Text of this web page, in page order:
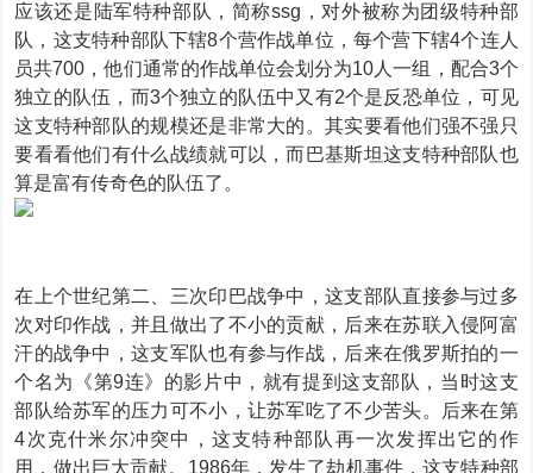
应该还是陆军特种部队，简称ssg，对外被称为团级特种部
队，这支特种部队下辖8个营作战单位，每个营下辖4个连人
员共700，他们通常的作战单位会划分为10人一组，配合3个
独立的队伍，而3个独立的队伍中又有2个是反恐单位，可见
这支特种部队的规模还是非常大的。其实要看他们强不强只
要看看他们有什么战绩就可以，而巴基斯坦这支特种部队也
算是富有传奇色的队伍了。
在上个世纪第二、三次印巴战争中，这支部队直接参与过多
次对印作战，并且做出了不小的贡献，后来在苏联入侵阿富
汗的战争中，这支军队也有参与作战，后来在俄罗斯拍的一
个名为《第9连》的影片中，就有提到这支部队，当时这支
部队给苏军的压力可不小，让苏军吃了不少苦头。后来在第
4次克什米尔冲突中，这支特种部队再一次发挥出它的作
用，做出巨大贡献。1986年，发生了劫机事件，这支特种部